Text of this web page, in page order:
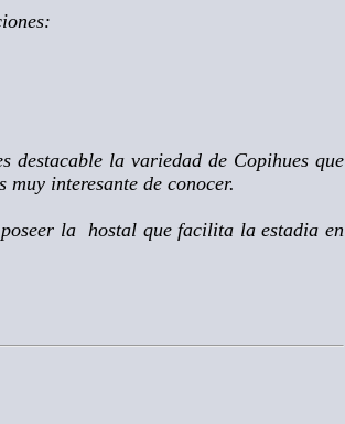
destacable la variedad de Copihues que
interesante de conocer.
la hostal que facilita la estadia en